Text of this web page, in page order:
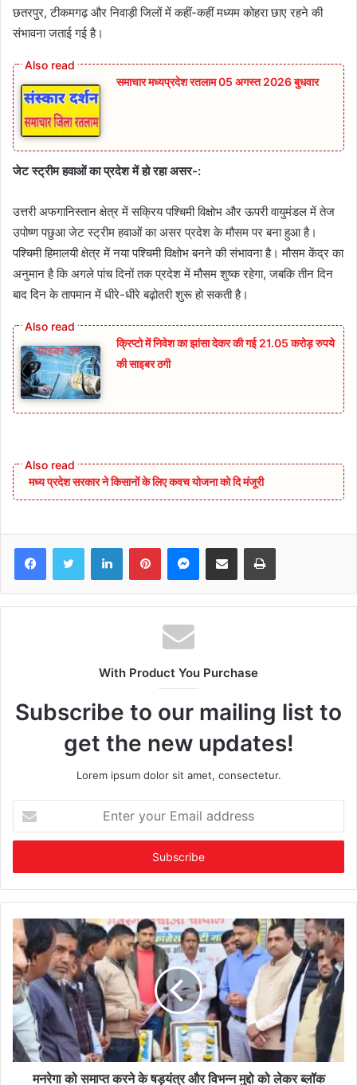
छतरपुर, टीकमगढ़ और निवाड़ी जिलों में कहीं-कहीं मध्यम कोहरा छाए रहने की
संभावना जताई गई है।
समाचार मध्यप्रदेश रतलाम 05 अगस्त 2026 बुधवार
जेट स्ट्रीम हवाओं का प्रदेश में हो रहा असर-:
उत्तरी अफगानिस्तान क्षेत्र में सक्रिय पश्चिमी विक्षोभ और ऊपरी वायुमंडल में तेज
उपोष्ण पछुआ जेट स्ट्रीम हवाओं का असर प्रदेश के मौसम पर बना हुआ है।
पश्चिमी हिमालयी क्षेत्र में नया पश्चिमी विक्षोभ बनने की संभावना है। मौसम केंद्र का
अनुमान है कि अगले पांच दिनों तक प्रदेश में मौसम शुष्क रहेगा, जबकि तीन दिन
बाद दिन के तापमान में धीरे-धीरे बढ़ोतरी शुरू हो सकती है।
क्रिप्टो में निवेश का झांसा देकर की गई 21.05 करोड़ रुपये
की साइबर ठगी
मध्य प्रदेश सरकार ने किसानों के लिए कवच योजना को दि मंजूरी
FacebookTwitter LinkedInPinterestMessenger
Share via Email Print
With Product You Purchase
Subscribe to our mailing list to
get the new updates!
Lorem ipsum dolor sit amet, consectetur.
your
Email
मनरेगा को समाप्त करने के षड़यंत्र और विभन्न मुद्दो को लेकर ब्लॉक